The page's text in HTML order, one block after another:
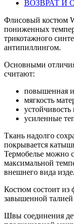
ВОЗВРАТ И
Флисовый костюм
пониженных
трикотажного
антипиллингом.
Основными
считают:
повышенная
мягкость
устойчивость
усиленные
Ткань надолго
покрывается
Термобелье можно
максимальной
внешнего вида
Костюм состоит из
завышенной талией
Швы соединения